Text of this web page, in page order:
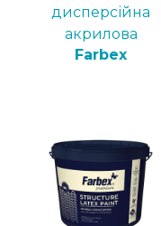
дисперсійна
акрилова
Farbex